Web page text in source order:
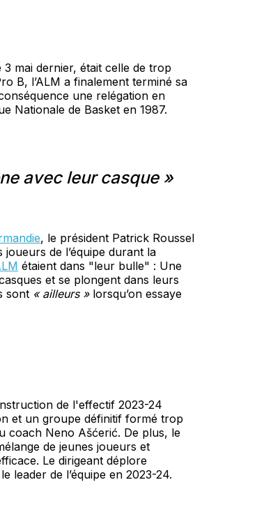
mai dernier, était celle de trop
B, l’ALM a finalement terminé sa
une relégation en
Nationale de Basket en 1987.
avec leur casque »
, le président Patrick Roussel
de l’équipe durant la
étaient dans "leur bulle" : Une
et se plongent dans leurs
sont « ailleurs »lorsqu’on essaye
de l'effectif 2023-24
et un groupe définitif formé trop
coach Neno Ašćerić. De plus, le
de jeunes joueurs et
Le dirigeant déplore
leader de l’équipe en 2023-24.